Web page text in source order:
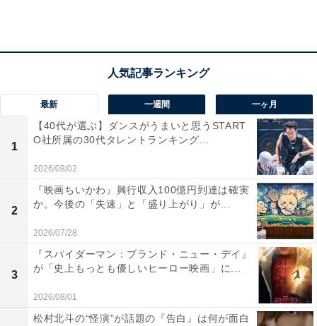
た。麗子と篠田は、一般開放もして人気を博している社
員食堂の責任者・小野香澄（西山繭子）を紹介されま
す。
津々井の弁護、ヒグマ食品の脅迫状問題、典子の遺産ト
ラブルの解決を同時に進めていく麗子。探偵気取りの紗
英（関水渚）や黒丑もサポートに乗り出し、麗子と篠
田、津々井ら5人がフル稼働で真相を究明していきま
す。麗子らは津々井に痴漢の濡れ衣を着せた被害女性の
正体や動機に辿りつき、見事解決。ヒグマ食品の件は過
酷な労働実態が原因で食堂社員全員が犯人だったことが
判明。さらに、典子の案件も無事解決に向かうのでし
た。
最新 一週間 一ヶ月
1
【40代が選ぶ】ダンスがうまいと思うSTART
O社所属の30代タレントランキング...
2026/08/02
2
『映画ちいかわ』興行収入100億円到達は確実
か。今後の「失速」と「盛り上がり」が...
2026/07/28
3
『スパイダーマン：ブランド・ニュー・デイ』
が「史上もっとも優しいヒーロー映画」に...
2026/08/01
松村北斗の“怪演”が話題の『告白』は何が面白